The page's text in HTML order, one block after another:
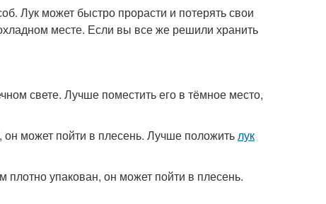
Лук может быстро прорасти и потерять свои
месте. Если вы все же решили хранить
свете. Лучше поместить его в тёмное место,
может пойти в плесень. Лучше положитьлук
упакован, он может пойти в плесень.